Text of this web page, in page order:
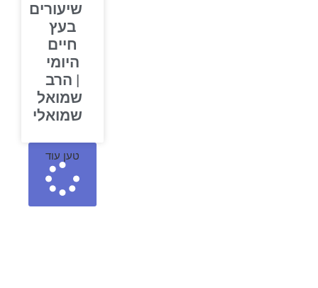
שיעורים
בעץ
חיים
היומי
| הרב
שמואל
שמואלי
טען עוד